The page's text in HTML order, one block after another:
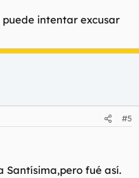
puede intentar excusar
#5
Santísima,pero fué así.